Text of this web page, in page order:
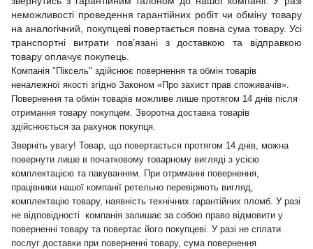
неможливості проведення гарантійних робіт чи обміну товару
на аналогічний, покупцеві повертається повна сума товару. Усі
транспортні витрати пов’язані з доставкою та відправкою
товару оплачує покупець.
Компанія "Піксель" здійснює повернення та обмін товарів
неналежної якості згідно Законом «Про захист прав споживачів».
Повернення та обмін товарів можливе лише протягом 14 днів після
отримання товару покупцем. Зворотна доставка товарів
здійснюється за рахунок покупця.
Зверніть увагу! Товар, що повертається протягом 14 днів, можна
повернути лише в початковому товарному вигляді з усією
комплектацією та пакуванням. При отриманні повернення,
працівники нашої компанії ретельно перевіряють вигляд,
комплектацію товару, наявність технічних гарантійних пломб. У разі
не відповідності компанія залишає за собою право відмовити у
поверненні товару та повертає його покупцеві. У разі не сплати
послуг доставки при поверненні товару, сума повернення